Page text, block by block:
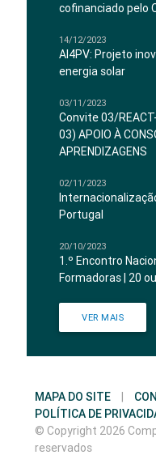
cofinanciado pelo
14/12/2023
AI4PV: Projeto
energia solar
03/11/2023
Convite 03/
03) APOIO À
APRENDIZAGENS
02/11/2023
Portugal
20/10/2023
1.º Encontro
Formadoras | 20
VER MAIS
MAPA DO SITE |
POLÍTICA DE
© Copyright 2026
reservados